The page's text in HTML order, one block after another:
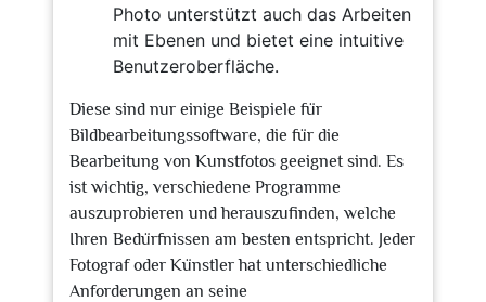
Photo unterstützt auch das Arbeiten
mit Ebenen und bietet eine intuitive
Benutzeroberfläche.
Diese sind nur einige Beispiele für
Bildbearbeitungssoftware, die für die
Bearbeitung von Kunstfotos geeignet sind. Es
ist wichtig, verschiedene Programme
auszuprobieren und herauszufinden, welche
Ihren Bedürfnissen am besten entspricht. Jeder
Fotograf oder Künstler hat unterschiedliche
Anforderungen an seine